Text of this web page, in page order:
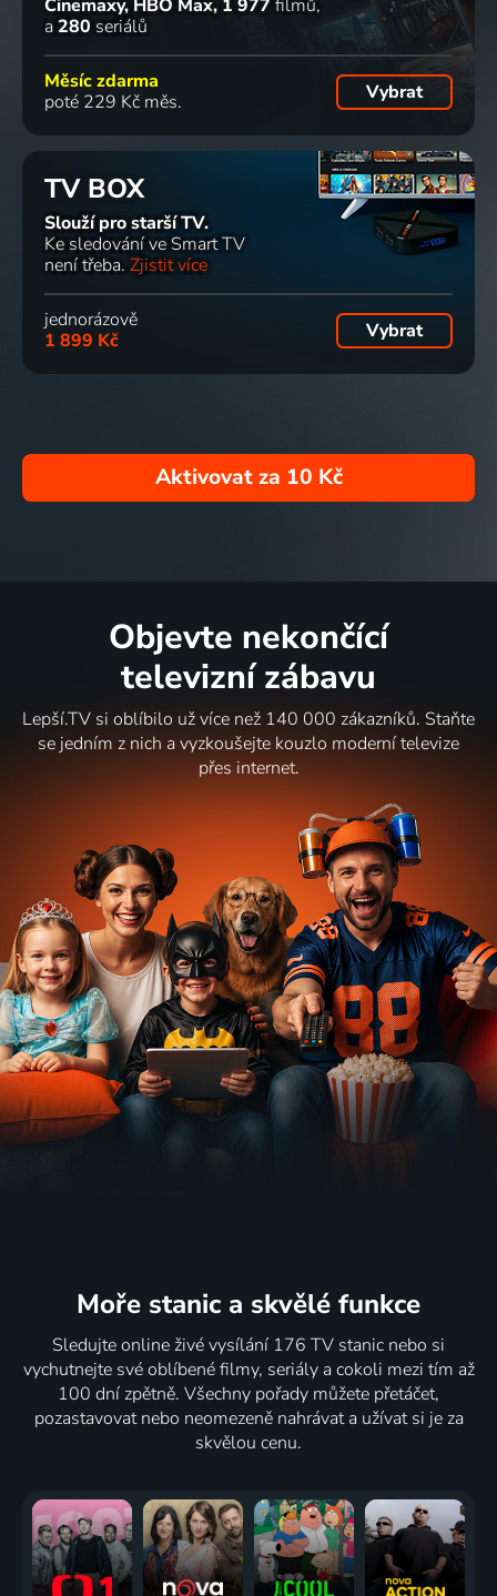
Cinemaxy, HBO Max 1 977 filmů
a 280 seriálů
Měsíc zdarma
poté 229 Kč měs.
Vybrat
TV BOX
Slouží pro starší TV.
Ke sledování ve Smart TV
není třeba. Zjistit více
jednorázově
1 899 Kč
Vybrat
Aktivovat za 10 Kč
Objevte nekončící
televizní zábavu
Lepší.TV si oblíbilo už více než 140 000 zákazníků. Staňte
se jedním z nich a vyzkoušejte kouzlo moderní televize
přes internet.
Moře stanic a skvělé funkce
Sledujte online živé vysílání 176 TV stanic nebo si
vychutnejte své oblíbené filmy, seriály a cokoli mezi tím až
100 dní zpětně. Všechny pořady můžete přetáčet,
pozastavovat nebo neomezeně nahrávat a užívat si je za
skvělou cenu.